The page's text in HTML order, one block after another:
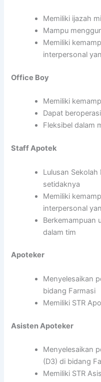
Memiliki ijazah
Mampu
Memiliki
interpersonal
Office Boy
Memiliki
Dapat
Fleksibel dalam
Staff Apotek
Lulusan
setidaknya
Memiliki
interpersonal
Berkemampuan
dalam tim
Apoteker
Menyelesaikan
bidang Farmasi
Memiliki STR
Asisten Apoteker
Menyelesaikan
(D3) di bidang
Memiliki STR